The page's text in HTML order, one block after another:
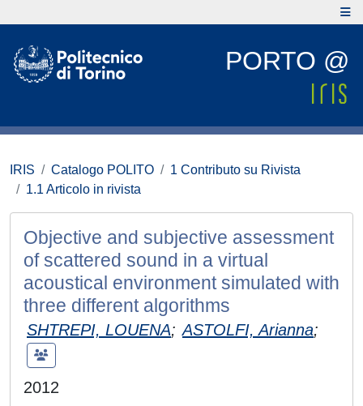
PORTO @
IRIS Catalogo POLITO
1 Contributo su Rivista
1.1 Articolo in rivista
Objective and subjective assessment
of scattered sound in a virtual
acoustical environment simulated with
three different algorithms
SHTREPI, LOUENA; ASTOLFI, Arianna;
2012